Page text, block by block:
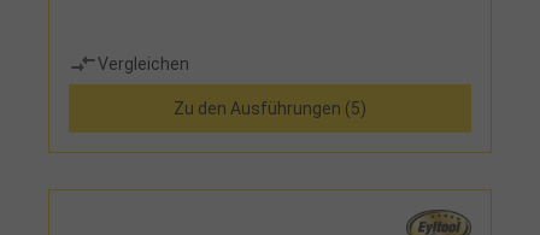
Vergleichen
Zu den Ausführungen (5)